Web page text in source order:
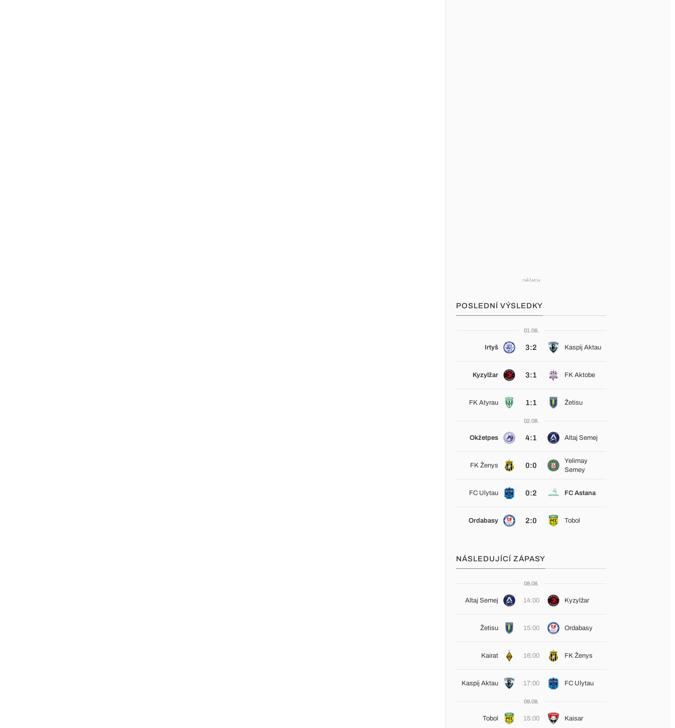
POSLEDNÍ VÝSLEDKY
01.08.
Irtyš 3:2 Kaspij Aktau
Kyzylžar 3:1 FK Aktobe
FK Atyrau 1:1 Žetisu
02.08.
Okžetpes 4:1 Altaj Semej
FK Ženys 0:0
Yelimay
Semey
FC Ulytau 0:2 FC Astana
Ordabasy 2:0 Tobol
NÁSLEDUJÍCÍ ZÁPASY
08.08.
Altaj Semej 14:00 Kyzylžar
Žetisu 15:00 Ordabasy
Kairat 16:00 FK Ženys
Kaspij Aktau 17:00 FC Ulytau
09.08.
Tobol 15:00 Kaisar